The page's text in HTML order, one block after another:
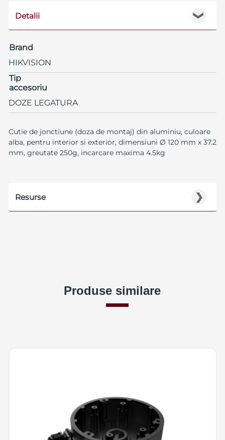
❯
Detalii
Brand
HIKVISION
Tip
accesoriu
DOZE LEGATURA
Cutie de jonctiune (doza de montaj) din aluminiu, culoare
alba, pentru interior si exterior, dimensiuni Ø 120 mm x 37.2
mm, greutate 250g, incarcare maxima 4.5kg
❯
Resurse
Produse similare